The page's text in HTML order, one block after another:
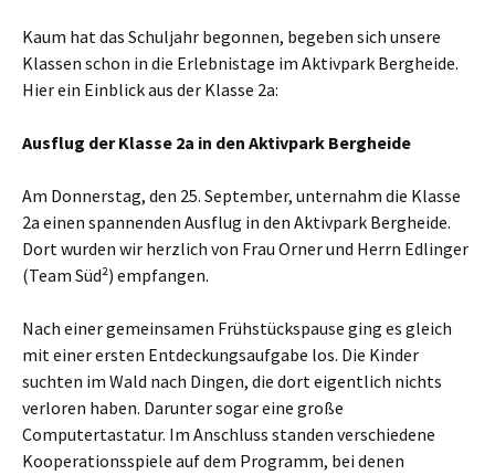
Kaum hat das Schuljahr begonnen, begeben sich unsere
Klassen schon in die Erlebnistage im Aktivpark Bergheide.
Hier ein Einblick aus der Klasse 2a:
Ausflug der Klasse 2a in den Aktivpark Bergheide
Am Donnerstag, den 25. September, unternahm die Klasse
2a einen spannenden Ausflug in den Aktivpark Bergheide.
Dort wurden wir herzlich von Frau Orner und Herrn Edlinger
(Team Süd²) empfangen.
Nach einer gemeinsamen Frühstückspause ging es gleich
mit einer ersten Entdeckungsaufgabe los. Die Kinder
suchten im Wald nach Dingen, die dort eigentlich nichts
verloren haben. Darunter sogar eine große
Computertastatur. Im Anschluss standen verschiedene
Kooperationsspiele auf dem Programm, bei denen